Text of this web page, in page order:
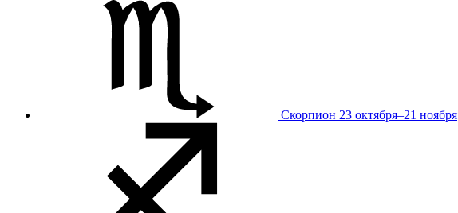
Скорпион 23 октября–21 ноября